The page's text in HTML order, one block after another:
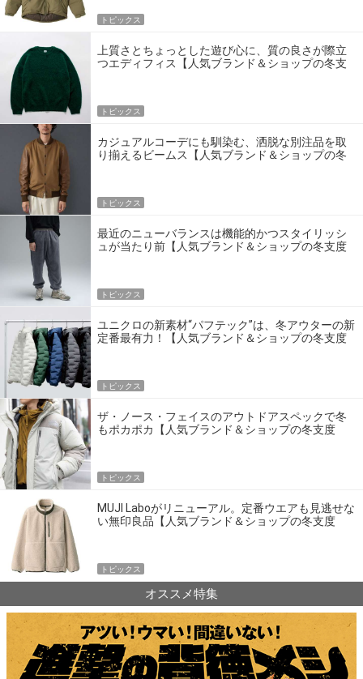
トピックス
上質さとちょっとした遊び心に、質の良さが際立
つエディフィス【人気ブランド＆ショップの冬支
トピックス
カジュアルコーデにも馴染む、洒脱な別注品を取
り揃えるビームス【人気ブランド＆ショップの冬
トピックス
最近のニューバランスは機能的かつスタイリッシ
ュが当たり前【人気ブランド＆ショップの冬支度
トピックス
ユニクロの新素材“パフテック”は、冬アウターの新
定番最有力！【人気ブランド＆ショップの冬支度
トピックス
ザ・ノース・フェイスのアウトドアスペックで冬
もポカポカ【人気ブランド＆ショップの冬支度
トピックス
MUJI Laboがリニューアル。定番ウエアも見逃せな
い無印良品【人気ブランド＆ショップの冬支度
トピックス
オススメ特集